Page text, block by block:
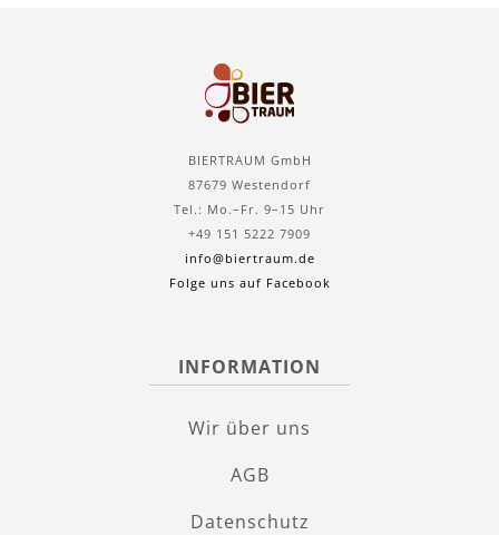
BIERTRAUM GmbH
87679 Westendorf
Tel.: Mo.–Fr. 9–15 Uhr
+49 151 5222 7909
info@biertraum.de
Folge uns auf Facebook
INFORMATION
Wir über uns
AGB
Datenschutz